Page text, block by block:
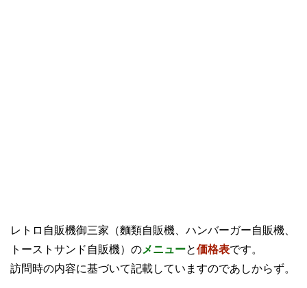
レトロ自販機御三家（麵類自販機、ハンバーガー自販機、
トーストサンド自販機）のメニューと価格表です。
訪問時の内容に基づいて記載していますのであしからず。